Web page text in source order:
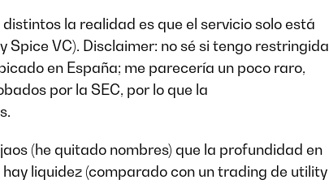
la realidad es que el servicio solo está
VC). Disclaimer: no sé si tengo restringida
en España; me parecería un poco raro,
por la SEC, por lo que la
(he quitado nombres) que la profundidad en
liquidez (comparado con un trading de utility